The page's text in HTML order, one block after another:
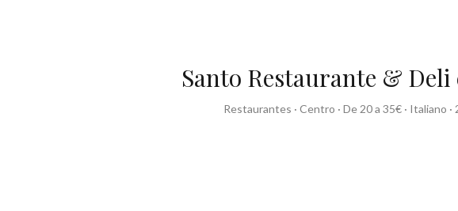
Santo Restaurante & Deli
Restaurantes · Centro · De 20 a 35€· Italiano ·